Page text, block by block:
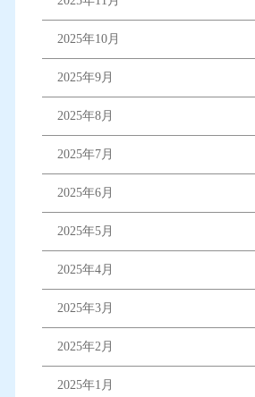
2025年10月
2025年9月
2025年8月
2025年7月
2025年6月
2025年5月
2025年4月
2025年3月
2025年2月
2025年1月